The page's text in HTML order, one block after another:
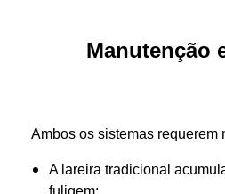
Manutenção
Ambos os sistemas requerem
A lareira tradicional
fuligem;